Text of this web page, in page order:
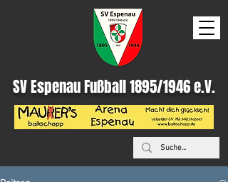
SV Espenau Fußball 1895/1946 e.V.